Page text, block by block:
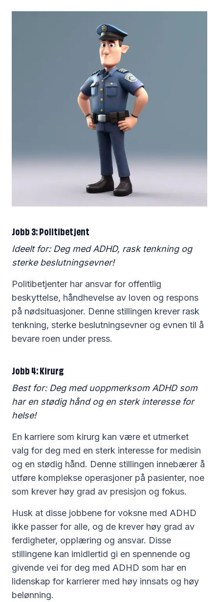
Jobb 3: Politibetjent
Ideelt for: Deg med ADHD, rask tenkning og
sterke beslutningsevner!
Politibetjenter har ansvar for offentlig
beskyttelse, håndhevelse av loven og respons
på nødsituasjoner. Denne stillingen krever rask
tenkning, sterke beslutningsevner og evnen til å
bevare roen under press.
Jobb 4: Kirurg
Best for: Deg med uoppmerksom ADHD som
har en stødig hånd og en sterk interesse for
helse!
En karriere som kirurg kan være et utmerket
valg for deg med en sterk interesse for medisin
og en stødig hånd. Denne stillingen innebærer å
utføre komplekse operasjoner på pasienter, noe
som krever høy grad av presisjon og fokus.
Husk at disse jobbene for voksne med ADHD
ikke passer for alle, og de krever høy grad av
ferdigheter, opplæring og ansvar. Disse
stillingene kan imidlertid gi en spennende og
givende vei for deg med ADHD som har en
lidenskap for karrierer med høy innsats og høy
belønning.